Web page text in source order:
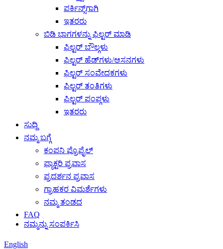
ಪರ್ಕಿನ್ಸ್‌ಗಾಗಿ
ಇತರರು
ಬಿಡಿ ಭಾಗಗಳನ್ನು ಫಿಲ್ಟರ್ ಮಾಡಿ
ಫಿಲ್ಟರ್ ಬೌಲ್ಗಳು
ಫಿಲ್ಟರ್ ಹೆಡ್‌ಗಳು/ಆಸನಗಳು
ಫಿಲ್ಟರ್ ಸಂವೇದಕಗಳು
ಫಿಲ್ಟರ್ ತಂತಿಗಳು
ಫಿಲ್ಟರ್ ಪಂಪ್ಗಳು
ಇತರರು
ಸುದ್ದಿ
ನಮ್ಮ ಬಗ್ಗೆ
ಕಂಪನಿ ಪ್ರೊಫೈಲ್
ಫ್ಯಾಕ್ಟರಿ ಪ್ರವಾಸ
ಪ್ರದರ್ಶನ ಪ್ರವಾಸ
ಗ್ರಾಹಕರ ವಿಮರ್ಶೆಗಳು
ನಮ್ಮ ತಂಡದ
FAQ
ನಮ್ಮನ್ನು ಸಂಪರ್ಕಿಸಿ
English